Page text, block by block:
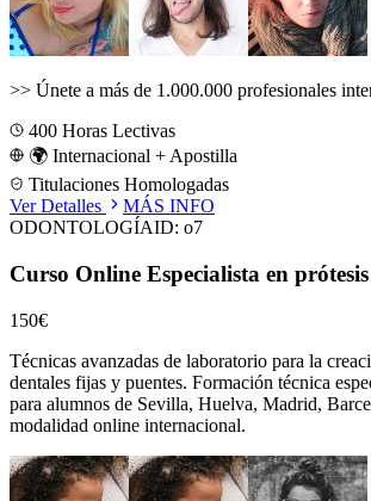
>> Únete a más de 1.000.000 profesionales
400 Horas Lectivas
🌍 Internacional + Apostilla
Titulaciones Homologadas
Ver Detalles
MÁS INFO
ODONTOLOGÍAID: o7
Curso Online Especialista en
150€
Técnicas avanzadas de laboratorio para la
dentales fijas y puentes. Formación técnica
para alumnos de Sevilla, Huelva, Madrid,
modalidad online internacional.